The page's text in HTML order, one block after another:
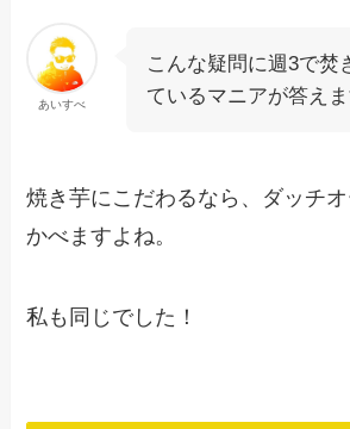
あいすべ
こんな疑問に週3で焚
ているマニアが答えま
焼き芋にこだわるなら、ダッチ
かべますよね。
私も同じでした！